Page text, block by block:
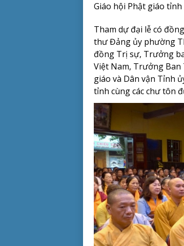
Giáo hội Phật giáo tỉnh
Tham dự đại lễ có
thư Đảng ủy phường
đồng Trị sự, Trưởng
Việt Nam, Trưởng Ban
giáo và Dân vận Tỉnh
tỉnh cùng các chư tôn